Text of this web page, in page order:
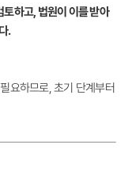
하고, 법원이 이를 받아
.
요하므로, 초기 단계부터